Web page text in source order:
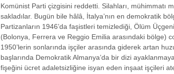
Komünist Parti çizgisini reddetti. Silahları, mühimmatı
sakladılar. Bugün bile hâlâ, İtalya’nın en demokratik
Partizanların 1946’da faşistleri temizlediği, Ölüm
(Bolonya, Ferrera ve Reggio Emilia arasındaki bölge)
1950’lerin sonlarında işçiler arasında giderek artan
başlarında Demokratik Almanya’da bir dizi
fişeğini ücret adaletsizliğine isyan eden inşaat işçileri